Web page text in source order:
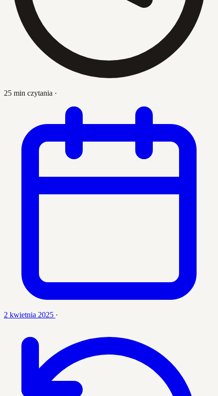
25 min czytania ·
2 kwietnia 2025 ·